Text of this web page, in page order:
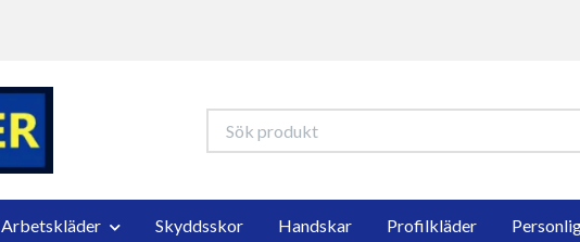
Arbetskläder Skyddsskor Handskar Profilkläder